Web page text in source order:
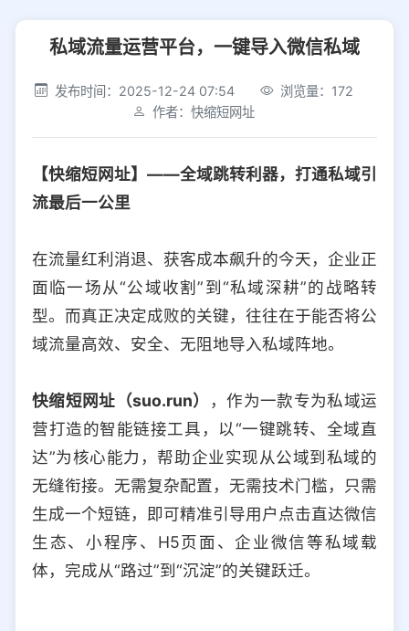
社交平台 电商平台
选择防红平台类型，避免链接被拦截
iOS Android
私域流量运营平台，一键导入微信私域
发布时间：2025-12-24 07:54
浏览量：172
作者：快缩短网址
【快缩短网址】——全域跳转利器，打通私域引
流最后一公里
在流量红利消退、获客成本飙升的今天，企业正
面临一场从“公域收割”到“私域深耕”的战略转
型。而真正决定成败的关键，往往在于能否将公
域流量高效、安全、无阻地导入私域阵地。
快缩短网址（suo.run）
，作为一款专为私域运
营打造的智能链接工具，以“一键跳转、全域直
达”为核心能力，帮助企业实现从公域到私域的
无缝衔接。无需复杂配置，无需技术门槛，只需
生成一个短链，即可精准引导用户点击直达微信
生态、小程序、H5页面、企业微信等私域载
体，完成从“路过”到“沉淀”的关键跃迁。